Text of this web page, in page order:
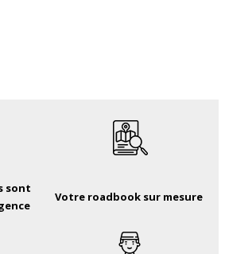
sont
Votre roadbook sur mesure